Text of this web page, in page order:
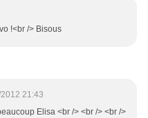
!<br /> Bisous
21:43
Elisa <br /> <br /> <br />